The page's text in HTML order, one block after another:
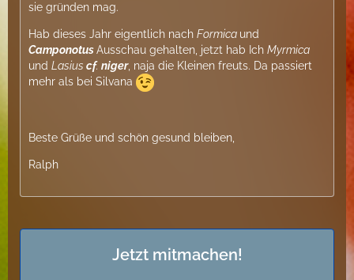
sie gründen mag.
Hab dieses Jahr eigentlich nach Formica und
CamponotusAusschau gehalten, jetzt hab Ich Myrmica
und Lasius cf. niger, naja die Kleinen freuts. Da passiert
mehr als bei Silvana
Beste Grüße und schön gesund bleiben,
Ralph
Jetzt mitmachen!